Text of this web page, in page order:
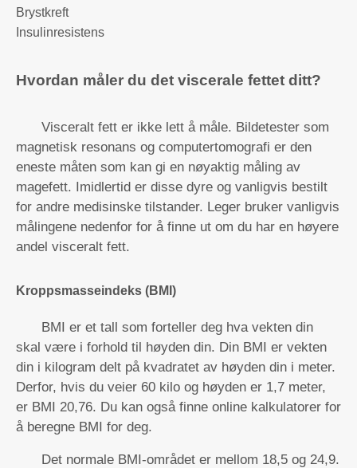
Brystkreft
Insulinresistens
Hvordan måler du det viscerale fettet ditt?
Visceralt fett er ikke lett å måle. Bildetester som
magnetisk resonans og computertomografi er den
eneste måten som kan gi en nøyaktig måling av
magefett. Imidlertid er disse dyre og vanligvis bestilt
for andre medisinske tilstander. Leger bruker vanligvis
målingene nedenfor for å finne ut om du har en høyere
andel visceralt fett.
Kroppsmasseindeks (BMI)
BMI er et tall som forteller deg hva vekten din
skal være i forhold til høyden din. Din BMI er vekten
din i kilogram delt på kvadratet av høyden din i meter.
Derfor, hvis du veier 60 kilo og høyden er 1,7 meter,
er BMI 20,76. Du kan også finne online kalkulatorer for
å beregne BMI for deg.
Det normale BMI-området er mellom 18,5 og 24,9.